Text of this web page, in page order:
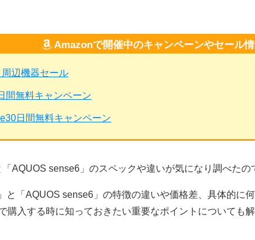
Amazonで開催中のキャンペーンやセール
周辺機器セール
間無料キャンペーン
日間無料キャンペーン
AQUOS sense6」のスペックや違いが気になり調べたの
と「AQUOS sense6」の特徴の違いや価格差、具体的に
購入する時に知っておきたい重要なポイントについても